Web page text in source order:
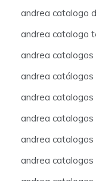
andrea catalogo
andrea catalogo
andrea catalogos
andrea catálogos
andrea
andrea catalogos
andrea catalogos
andrea catalogos